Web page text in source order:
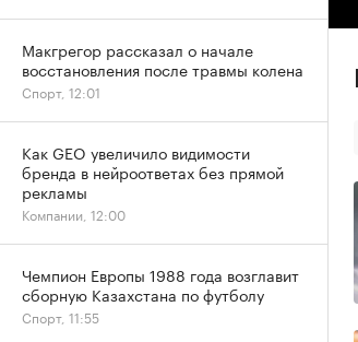
Макгрегор рассказал о начале
восстановления после травмы колена
Спорт, 12:01
Как GEO увеличило видимости
бренда в нейроответах без прямой
рекламы
Компании, 12:00
Чемпион Европы 1988 года возглавит
сборную Казахстана по футболу
Спорт, 11:55